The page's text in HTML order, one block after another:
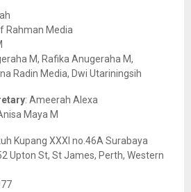
Rahman Media
M, Rafika Anugeraha M,
Radin Media, Dwi Utariningsih
: Ameerah Alexa
Maya M
Kupang XXXI no.46A Surabaya
Upton St, St James, Perth, Western